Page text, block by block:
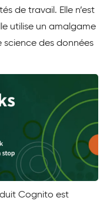
de travail. Elle n’est
utilise un amalgame
des données
Cognito est